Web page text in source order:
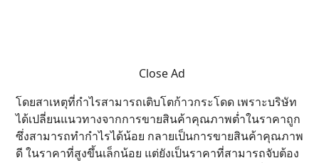
Close Ad
โดยสาเหตุที่กำไรสามารถเติบโตก้าวกระโดด เพราะบริษัท
ได้เปลี่ยนแนวทางจากการขายสินค้าคุณภาพต่ำในราคาถูก
ซึ่งสามารถทำกำไรได้น้อย กลายเป็นการขายสินค้าคุณภาพ
ดี ในราคาที่สูงขึ้นเล็กน้อย แต่ยังเป็นราคาที่สามารถจับต้อง